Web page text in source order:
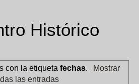
Histórico
con la etiquetafechas.
Mostrar
las entradas